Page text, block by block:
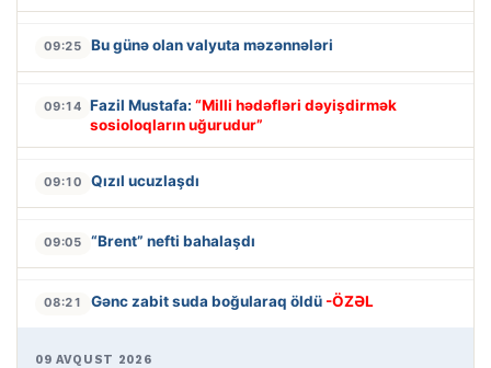
09:25 Bu günə olan valyuta məzənnələri
09:14 Fazil Mustafa: “Milli hədəfləri dəyişdirmək
sosioloqların uğurudur”
09:10 Qızıl ucuzlaşdı
09:05 “Brent” nefti bahalaşdı
08:21 Gənc zabit suda boğularaq öldü -ÖZƏL
09 AVQUST 2026